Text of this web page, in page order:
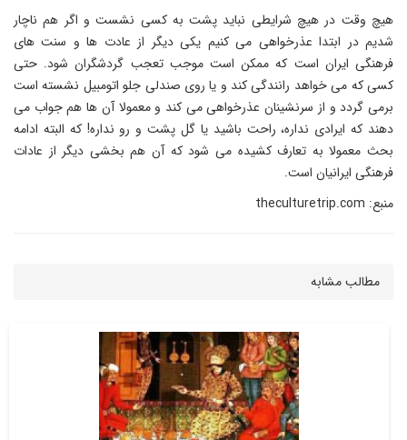
هیچ وقت در هیچ شرایطی نباید پشت به کسی نشست و اگر هم ناچار
شدیم در ابتدا عذرخواهی می کنیم یکی دیگر از عادت ها و سنت های
فرهنگی ایران است که ممکن است موجب تعجب گردشگران شود. حتی
کسی که می خواهد رانندگی کند و یا روی صندلی جلو اتومبیل نشسته است
برمی گردد و از سرنشینان عذرخواهی می کند و معمولا آن ها هم جواب می
دهند که ایرادی نداره، راحت باشید یا گل پشت و رو نداره! که البته ادامه
بحث معمولا به تعارف کشیده می شود که آن هم بخشی دیگر از عادات
فرهنگی ایرانیان است.
منبع: theculturetrip.com
مطالب مشابه